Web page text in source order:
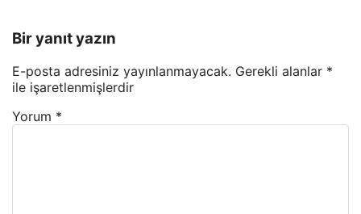
Bir yanıt yazın
E-posta adresiniz yayınlanmayacak. Gerekli alanlar *
ile işaretlenmişlerdir
Yorum *